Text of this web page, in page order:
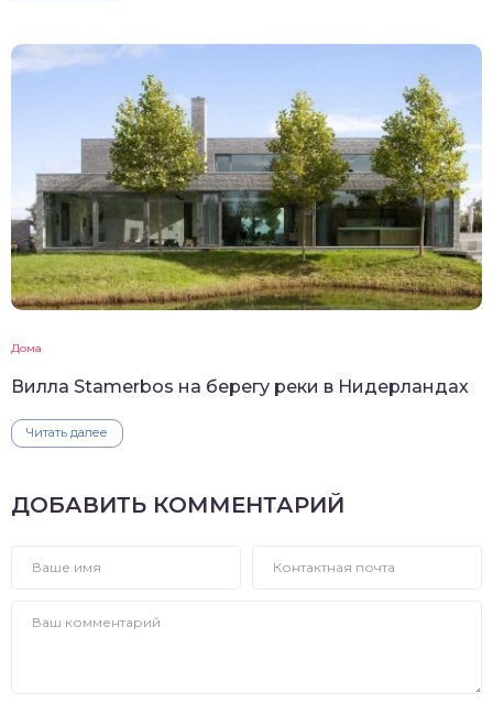
Дома
Вилла Stamerbos на берегу реки в Нидерландах
Читать далее
ДОБАВИТЬ КОММЕНТАРИЙ